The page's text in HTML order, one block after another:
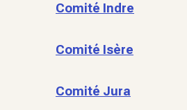
Comité Indre
Comité Isère
Comité Jura